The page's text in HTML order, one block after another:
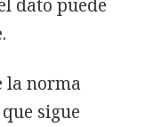
dato puede
la norma
sigue